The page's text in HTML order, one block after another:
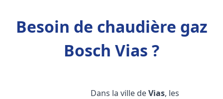
Besoin de chaudière gaz
Bosch Vias ?
Dans la ville deVias, les